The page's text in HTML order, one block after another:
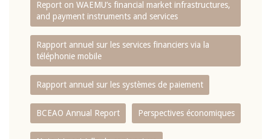
Report on WAEMU’s financial market infrastructures,
and payment instruments and services
Rapport annuel sur les services financiers via la
téléphonie mobile
Rapport annuel sur les systèmes de paiement
BCEAO Annual Report Perspectives économiques